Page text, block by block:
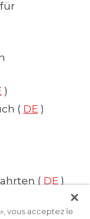
)
( DE)
( DE )
vous acceptez le